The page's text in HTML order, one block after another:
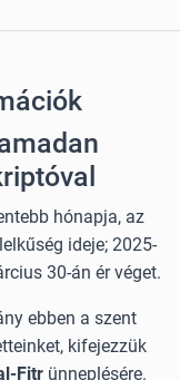
hónapja, az
ideje; 2025-
30-án ér véget.
ebben a szent
kifejezzük
Fitrünneplésére.